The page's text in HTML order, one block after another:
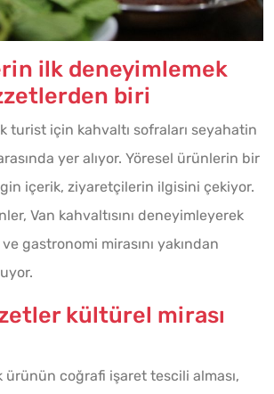
ilk deneyimlemek
biri
turist için kahvaltı sofraları seyahatin
yer alıyor. Yöresel ürünlerin bir
içerik, ziyaretçilerin ilgisini çekiyor.
Van kahvaltısını deneyimleyerek
gastronomi mirasını yakından
kültürel mirası
ürünün coğrafi işaret tescili alması,